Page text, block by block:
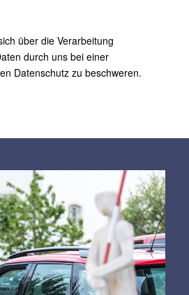
über die Verarbeitung
durch uns bei einer
Datenschutz zu beschweren.